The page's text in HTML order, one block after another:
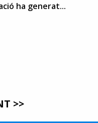
ha generat...
>>